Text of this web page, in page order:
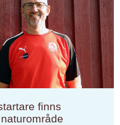
finns